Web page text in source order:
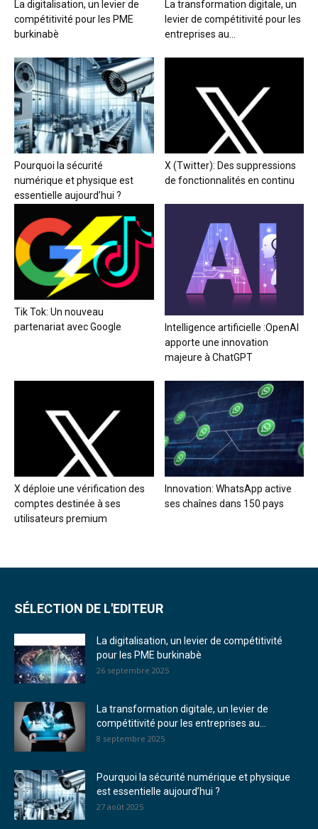
La digitalisation, un levier de
compétitivité pour les PME
burkinabè
La transformation digitale, un
levier de compétitivité pour les
entreprises au...
Pourquoi la sécurité
numérique et physique est
essentielle aujourd’hui ?
X (Twitter): Des suppressions
de fonctionnalités en continu
Tik Tok: Un nouveau
partenariat avec Google
Intelligence artificielle :OpenAI
apporte une innovation
majeure à ChatGPT
X déploie une vérification des
comptes destinée à ses
utilisateurs premium
Innovation: WhatsApp active
ses chaînes dans 150 pays
SÉLECTION DE L'EDITEUR
La digitalisation, un levier de compétitivité
pour les PME burkinabè
26 septembre 2025
La transformation digitale, un levier de
compétitivité pour les entreprises au...
8 septembre 2025
Pourquoi la sécurité numérique et physique
est essentielle aujourd’hui ?
27 août 2025